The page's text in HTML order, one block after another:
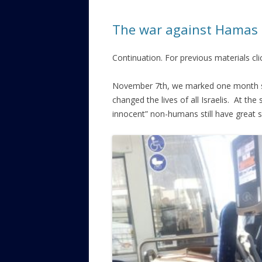
САЙТУ
ВАШИ
The war against
Continuation. For previous materials
November 7th, we marked one month
changed the lives of all Israelis. At the
innocent” non-humans still have great